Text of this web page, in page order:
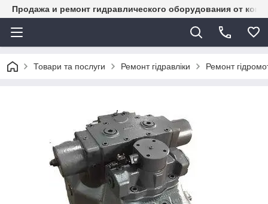
Продажа и ремонт гидравлического оборудования от
Товари та послуги Ремонт гідравліки Ремонт